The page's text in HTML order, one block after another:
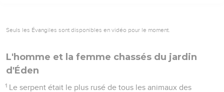
Seuls les Évangiles sont disponibles en vidéo pour le moment.
L'homme et la femme chassés du jardin
d'Éden
1 Le serpent était le plus rusé de tous les animaux des